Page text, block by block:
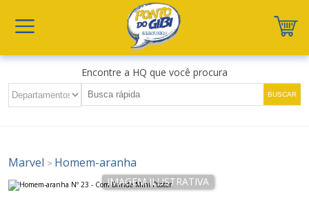
Encontre a HQ que você procura
Marvel > Homem-aranha